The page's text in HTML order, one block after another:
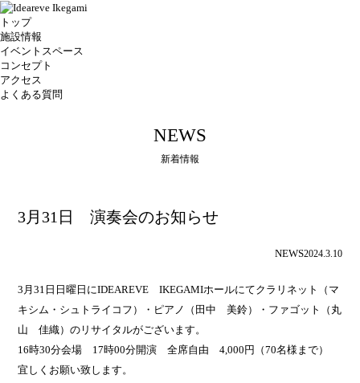
トップ
施設情報
イベントスペース
コンセプト
アクセス
よくある質問
NEWS
新着情報
3月31日 演奏会のお知らせ
NEWS2024.3.10
3月31日日曜日にIDEAREVE IKEGAMIホールにてクラリネット（マ
キシム・シュトライコフ）・ピアノ（田中 美鈴）・ファゴット（丸
山 佳織）のリサイタルがございます。
16時30分会場 17時00分開演 全席自由 4,000円（70名様まで）
宜しくお願い致します。